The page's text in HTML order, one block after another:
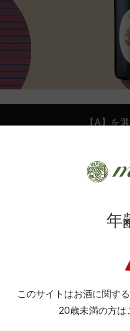
【A】を
年
このサイトはお酒に関す
20歳未満の方は